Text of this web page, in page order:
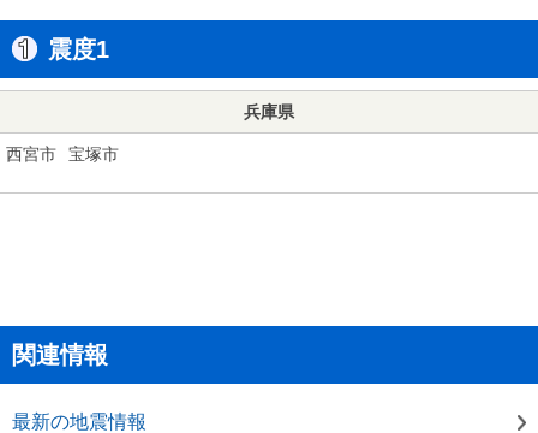
震度1
兵庫県
西宮市 宝塚市
関連情報
最新の地震情報